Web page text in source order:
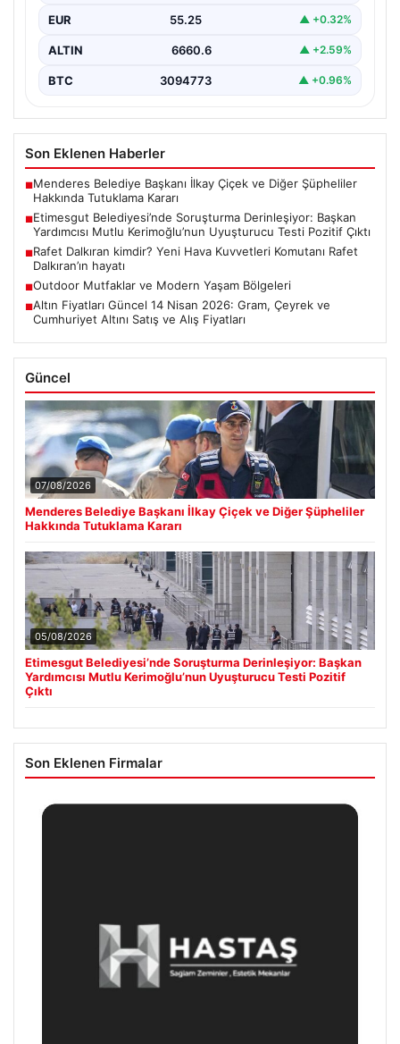
Ankara Batı Cumhuriyet Başsavcılığı tarafından
yürütülen kapsamlı soruşturma kapsamında Etimesgut
EUR 55.25 ▲ +0.32%
ALTIN 6660.6 ▲ +2.59%
BTC 3094773 ▲ +0.96%
Son Eklenen Haberler
■Menderes Belediye Başkanı İlkay Çiçek ve Diğer Şüpheliler
Hakkında Tutuklama Kararı
■Etimesgut Belediyesi’nde Soruşturma Derinleşiyor: Başkan
Yardımcısı Mutlu Kerimoğlu’nun Uyuşturucu Testi Pozitif Çıktı
■Rafet Dalkıran kimdir? Yeni Hava Kuvvetleri Komutanı Rafet
Dalkıran’ın hayatı
■Outdoor Mutfaklar ve Modern Yaşam Bölgeleri
■Altın Fiyatları Güncel 14 Nisan 2026: Gram, Çeyrek ve
Cumhuriyet Altını Satış ve Alış Fiyatları
Güncel
07/08/2026
Menderes Belediye Başkanı İlkay Çiçek ve Diğer Şüpheliler
Hakkında Tutuklama Kararı
05/08/2026
Etimesgut Belediyesi’nde Soruşturma Derinleşiyor: Başkan
Yardımcısı Mutlu Kerimoğlu’nun Uyuşturucu Testi Pozitif
Çıktı
Son Eklenen Firmalar